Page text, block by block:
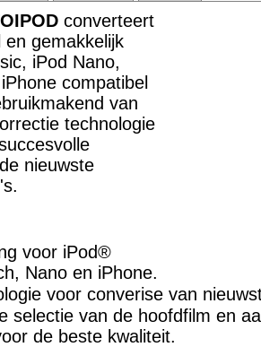
converteert
en gemakkelijk
iPod Nano,
compatibel
van
technologie
nieuwste
voor iPod®
Nano en iPhone.
voor converise van
selectie van de hoofdfilm en
de beste kwaliteit.